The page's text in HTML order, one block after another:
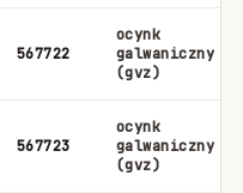
567722
ocynk
galwaniczny
(gvz)
567723
ocynk
galwaniczny
(gvz)